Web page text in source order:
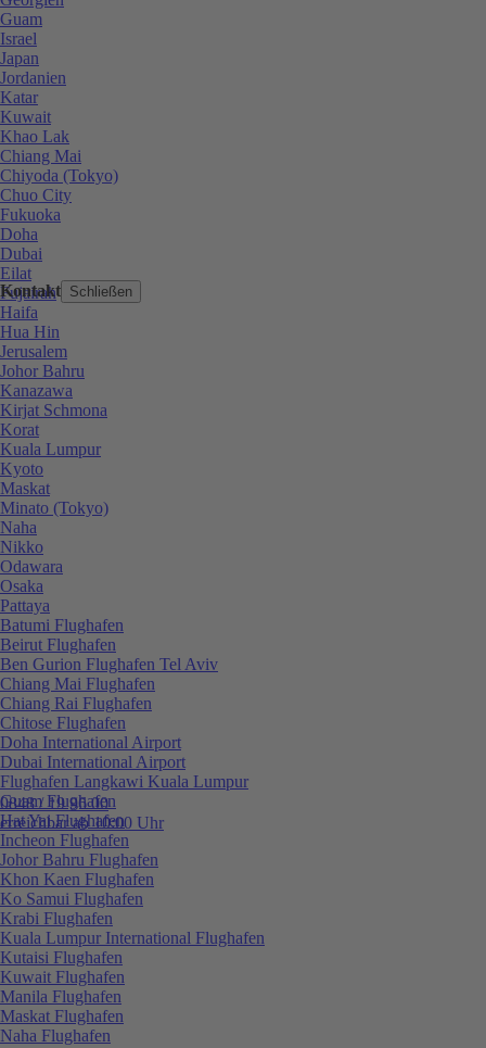
Kontakt Schließen
0848 / 19 96 00
erreichbar ab 10:00 Uhr
Guam
Israel
Japan
Jordanien
Katar
Kuwait
Khao Lak
Chiang Mai
Chiyoda (Tokyo)
Chuo City
Fukuoka
Doha
Dubai
Eilat
Fujairah
Haifa
Hua Hin
Jerusalem
Johor Bahru
Kanazawa
Kirjat Schmona
Korat
Kuala Lumpur
Kyoto
Maskat
Minato (Tokyo)
Naha
Nikko
Odawara
Osaka
Pattaya
Batumi Flughafen
Beirut Flughafen
Ben Gurion Flughafen Tel Aviv
Chiang Mai Flughafen
Chiang Rai Flughafen
Chitose Flughafen
Doha International Airport
Dubai International Airport
Flughafen Langkawi Kuala Lumpur
Guam Flughafen
Hat Yai Flughafen
Incheon Flughafen
Johor Bahru Flughafen
Khon Kaen Flughafen
Ko Samui Flughafen
Krabi Flughafen
Kuala Lumpur International Flughafen
Kutaisi Flughafen
Kuwait Flughafen
Manila Flughafen
Maskat Flughafen
Naha Flughafen